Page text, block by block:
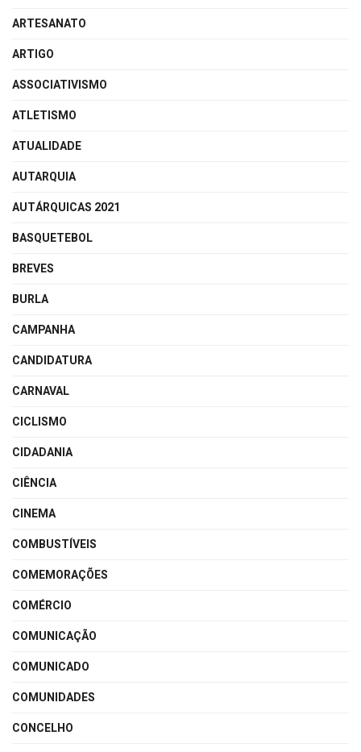
ARTESANATO
ARTIGO
ASSOCIATIVISMO
ATLETISMO
ATUALIDADE
AUTARQUIA
AUTÁRQUICAS 2021
BASQUETEBOL
BREVES
BURLA
CAMPANHA
CANDIDATURA
CARNAVAL
CICLISMO
CIDADANIA
CIÊNCIA
CINEMA
COMBUSTÍVEIS
COMEMORAÇÕES
COMÉRCIO
COMUNICAÇÃO
COMUNICADO
COMUNIDADES
CONCELHO